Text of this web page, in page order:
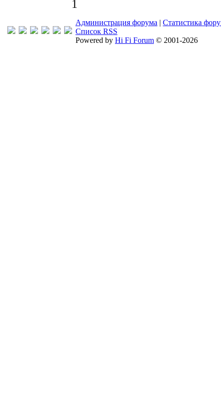
1
Администрация форума | Статистика
Список RSS
Powered by Hi Fi Forum © 2001-2026